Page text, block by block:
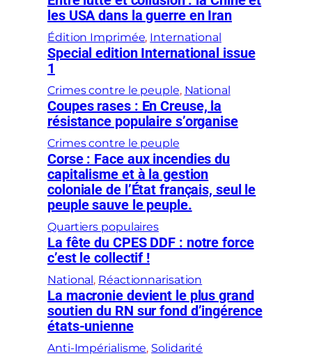
les USA dans la guerre en Iran
Édition Imprimée, International
Special edition International issue
1
Crimes contre le peuple, National
Coupes rases : En Creuse, la
résistance populaire s’organise
Crimes contre le peuple
Corse : Face aux incendies du
capitalisme et à la gestion
coloniale de l’État français, seul le
peuple sauve le peuple.
Quartiers populaires
La fête du CPES DDF : notre force
c’est le collectif !
National , Réactionnarisation
La macronie devient le plus grand
soutien du RN sur fond d’ingérence
états-unienne
Anti-Impérialisme, Solidarité